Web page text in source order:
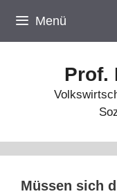
Inhalt
springen
Menü
Prof.
Müssen sich